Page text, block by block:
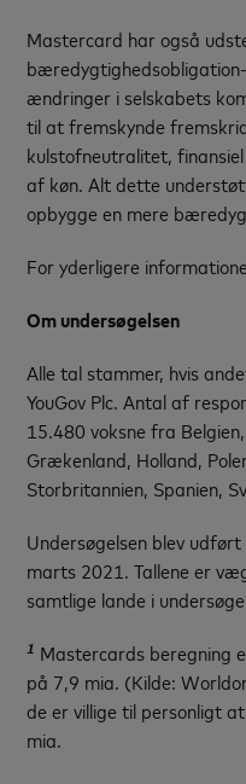
Mastercard har også
ændringer i selskabets
til at fremskynde
kulstofneutralitet,
af køn. Alt dette
opbygge en mere
For yderligere
Om undersøgelsen
Alle tal stammer, hvis
YouGov Plc. Antal af
15.480 voksne fra
Grækenland, Holland,
Storbritannien, Spanien,
Undersøgelsen blev
marts 2021. Tallene er
samtlige lande i
1 Mastercards beregning
på 7,9 mia. (Kilde:
de er villige til personligt
mia.